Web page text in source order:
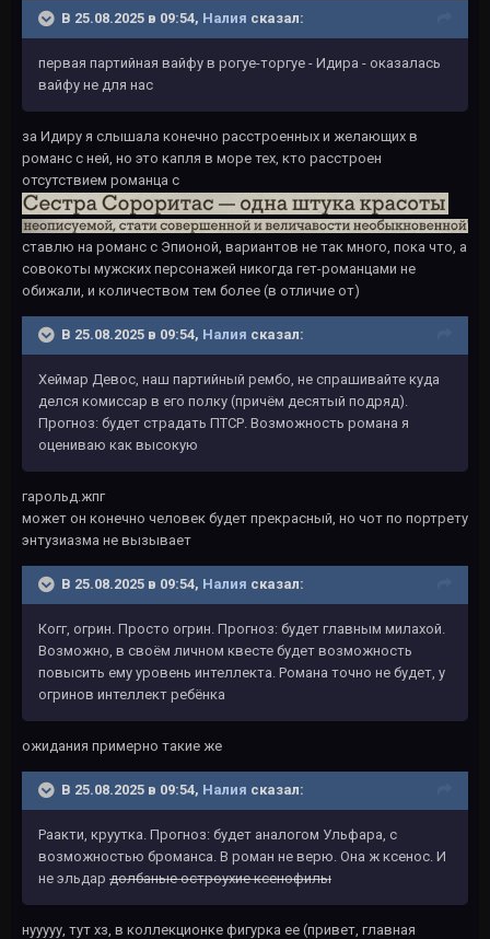
В 25.08.2025 в 09:54, Налия сказал:
первая партийная вайфу в рогуе-торгуе - Идира - оказалась
вайфу не для нас
за Идиру я слышала конечно расстроенных и желающих в
романс с ней, но это капля в море тех, кто расстроен
отсутствием романца с
ставлю на романс с Эпионой, вариантов не так много, пока что, а
совокоты мужских персонажей никогда гет-романцами не
обижали, и количеством тем более (в отличие от)
В 25.08.2025 в 09:54, Налия сказал:
Хеймар Девос, наш партийный рембо, не спрашивайте куда
делся комиссар в его полку (причём десятый подряд).
Прогноз: будет страдать ПТСР. Возможность романа я
оцениваю как высокую
гарольд.жпг
может он конечно человек будет прекрасный, но чот по портрету
энтузиазма не вызывает
В 25.08.2025 в 09:54, Налия сказал:
Когг, огрин. Просто огрин. Прогноз: будет главным милахой.
Возможно, в своём личном квесте будет возможность
повысить ему уровень интеллекта. Романа точно не будет, у
огринов интеллект ребёнка
ожидания примерно такие же
В 25.08.2025 в 09:54, Налия сказал:
Раакти, круутка. Прогноз: будет аналогом Ульфара, с
возможностью броманса. В роман не верю. Она ж ксенос. И
не эльдар долбаные остроухие ксенофилы
нууууу, тут хз, в коллекционке фигурка ее (привет, главная